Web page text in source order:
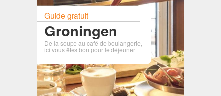
Guide gratuit
Groningen
De la soupe au café de boulangerie,
ici vous êtes bon pour le déjeuner